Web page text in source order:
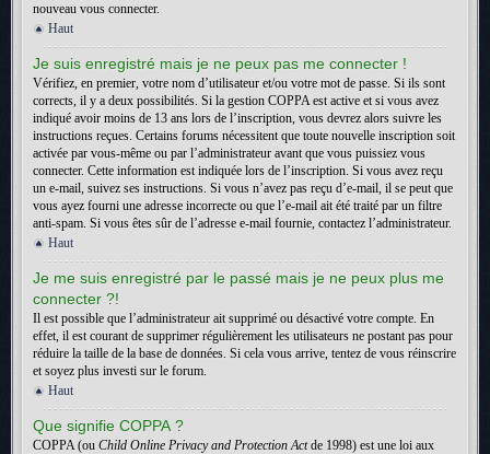
nouveau vous connecter.
Haut
Je suis enregistré mais je ne peux pas me connecter !
Vérifiez, en premier, votre nom d’utilisateur et/ou votre mot de passe. Si ils sont
corrects, il y a deux possibilités. Si la gestion COPPA est active et si vous avez
indiqué avoir moins de 13 ans lors de l’inscription, vous devrez alors suivre les
instructions reçues. Certains forums nécessitent que toute nouvelle inscription soit
activée par vous-même ou par l’administrateur avant que vous puissiez vous
connecter. Cette information est indiquée lors de l’inscription. Si vous avez reçu
un e-mail, suivez ses instructions. Si vous n’avez pas reçu d’e-mail, il se peut que
vous ayez fourni une adresse incorrecte ou que l’e-mail ait été traité par un filtre
anti-spam. Si vous êtes sûr de l’adresse e-mail fournie, contactez l’administrateur.
Haut
Je me suis enregistré par le passé mais je ne peux plus me
connecter ?!
Il est possible que l’administrateur ait supprimé ou désactivé votre compte. En
effet, il est courant de supprimer régulièrement les utilisateurs ne postant pas pour
réduire la taille de la base de données. Si cela vous arrive, tentez de vous réinscrire
et soyez plus investi sur le forum.
Haut
Que signifie COPPA ?
COPPA (ou Child Online Privacy and Protection Actde 1998) est une loi aux